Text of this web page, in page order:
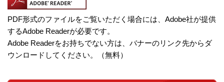
PDF形式のファイルをご覧いただく場合には、Adobe社が提供
するAdobe Readerが必要です。
Adobe Readerをお持ちでない方は、バナーのリンク先からダ
ウンロードしてください。（無料）